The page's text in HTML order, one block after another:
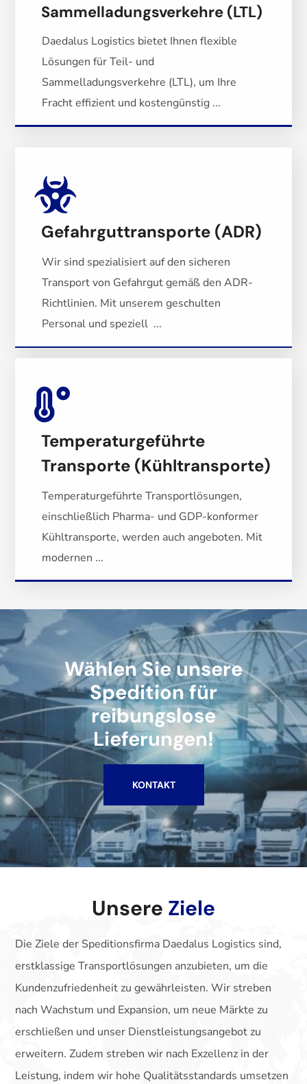
Sammelladungsverkehre (LTL)
Daedalus Logistics bietet Ihnen flexible
Lösungen für Teil- und
Sammelladungsverkehre (LTL), um Ihre
Fracht effizient und kostengünstig ...
Gefahrguttransporte (ADR)
Wir sind spezialisiert auf den sicheren
Transport von Gefahrgut gemäß den ADR-
Richtlinien. Mit unserem geschulten
Personal und speziell ...
Temperaturgeführte
Transporte (Kühltransporte)
Temperaturgeführte Transportlösungen,
einschließlich Pharma- und GDP-konformer
Kühltransporte, werden auch angeboten. Mit
modernen ...
Wählen Sie unsere
Spedition für
reibungslose
Lieferungen!
KONTAKT
Unsere Ziele
Die Ziele der Speditionsfirma Daedalus Logistics sind,
erstklassige Transportlösungen anzubieten, um die
Kundenzufriedenheit zu gewährleisten. Wir streben
nach Wachstum und Expansion, um neue Märkte zu
erschließen und unser Dienstleistungsangebot zu
erweitern. Zudem streben wir nach Exzellenz in der
Leistung, indem wir hohe Qualitätsstandards umsetzen